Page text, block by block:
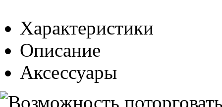
Характеристики
Описание
Аксессуары